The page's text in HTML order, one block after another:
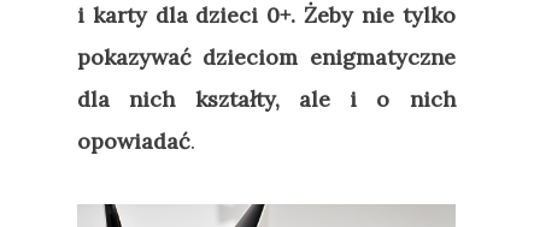
i karty dla dzieci 0+. Żeby nie tylko
pokazywać dzieciom enigmatyczne
dla nich kształty, ale i o nich
opowiadać.